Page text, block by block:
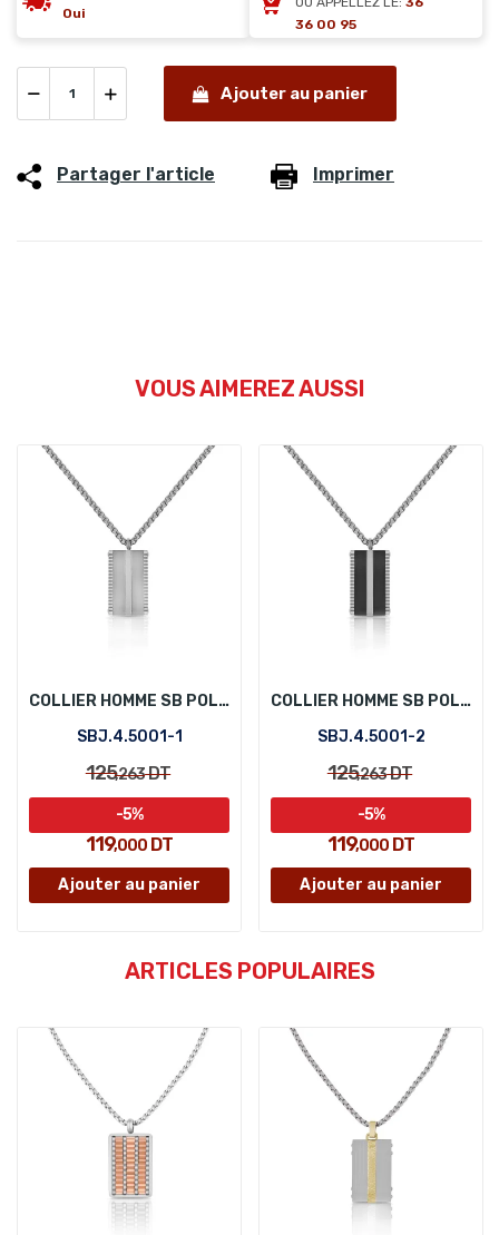
Oui
36 00 95
Ajouter au panier
Partager l'article Imprimer
VOUS AIMEREZ AUSSI
COLLIER HOMME SB POLO SBJ.4.5001-1
SBJ.4.5001-1
125,263DT
119,000 DT
-5%
Ajouter au panier
COLLIER HOMME SB POLO SBJ.4.5001-2
SBJ.4.5001-2
125,263DT
119,000 DT
-5%
Ajouter au panier
ARTICLES POPULAIRES